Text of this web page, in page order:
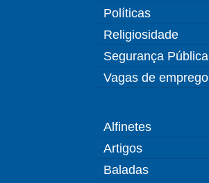
Políticas
Religiosidade
Segurança Pública
Vagas de emprego
Alfinetes
Artigos
Baladas